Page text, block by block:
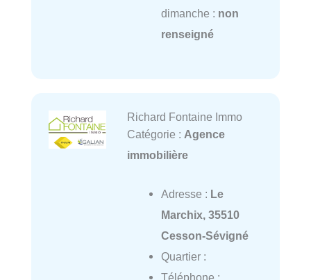
dimanche : non
renseigné
Richard Fontaine Immo
Catégorie : Agence
immobilière
Adresse : Le
Marchix, 35510
Cesson-Sévigné
Quartier :
Téléphone :